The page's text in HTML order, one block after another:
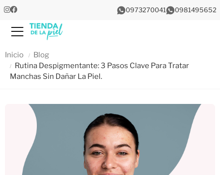
0973270041 0981495652
Menu
Inicio
Blog
Rutina Despigmentante: 3 Pasos Clave Para Tratar
Manchas Sin Dañar La Piel.